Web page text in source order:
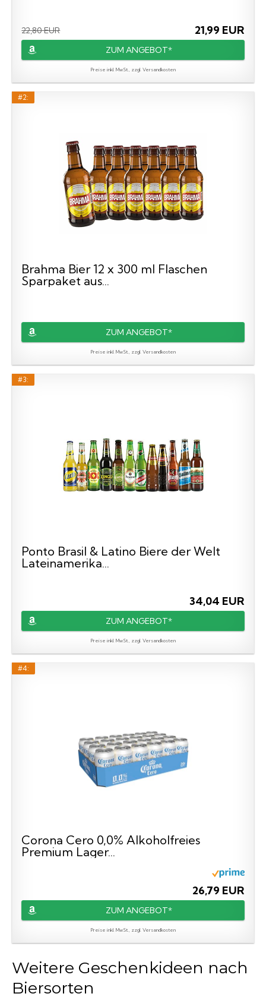
22,80 EUR 21,99 EUR
ZUM ANGEBOT*
Preise inkl. MwSt., zzgl. Versandkosten
#2:
Brahma Bier 12 x 300 ml Flaschen
Sparpaket aus...
ZUM ANGEBOT*
Preise inkl. MwSt., zzgl. Versandkosten
#3:
Ponto Brasil & Latino Biere der Welt
Lateinamerika...
34,04 EUR
ZUM ANGEBOT*
Preise inkl. MwSt., zzgl. Versandkosten
#4:
Corona Cero 0,0% Alkoholfreies
Premium Lager...
26,79 EUR
ZUM ANGEBOT*
Preise inkl. MwSt., zzgl. Versandkosten
Weitere Geschenkideen nach
Biersorten